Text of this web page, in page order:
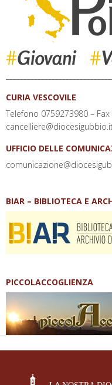
CURIA VESCOVILE
Telefono 0759273980 –
UFFICIO DELLE
BIAR – BIBLIOTECA E
PICCOLACCOGLIENZA